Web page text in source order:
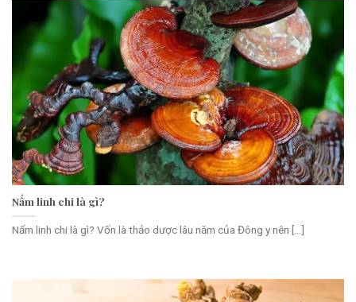
Nấm linh chi là gì?
Nấm linh chi là gì? Vốn là thảo dược lâu năm của Đông y nên [...]